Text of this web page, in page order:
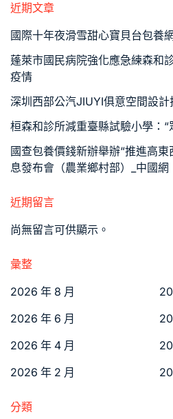
近期文章
國際十年夜滑雪甜心寶貝台包養
蓬萊市國民病院強化應急練森和
疫情
深圳西部公汽JIUYI俱意空間設
桓森和診所減重臺縣試驗小學：“
國查包養價錢新辦舉辦“推進高
息發布會（農業鄉村部）_中國網
近期留言
尚無留言可供顯示。
彙整
2026 年 8 月
2026 年 6 月
2026 年 4 月
2026 年 2 月
分類